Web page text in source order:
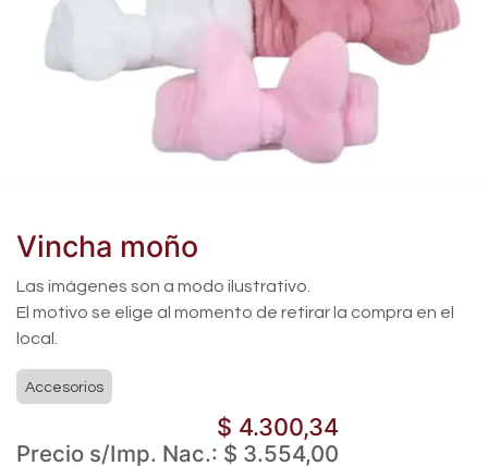
Vincha moño
Las imágenes son a modo ilustrativo.
El motivo se elige al momento de retirar la compra en el
local.
Accesorios
$ 4.300,34
Precio s/Imp. Nac.: $ 3.554,00